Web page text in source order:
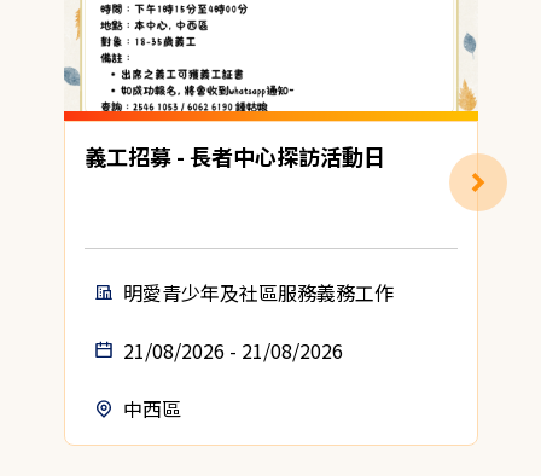
義工招募 - 長者中心探訪活動日
明愛青少年及社區服務義務工作
21/08/2026 - 21/08/2026
中西區